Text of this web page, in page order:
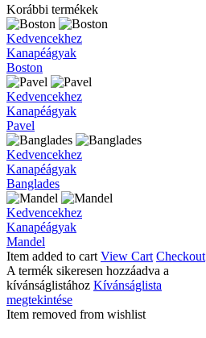
Korábbi termékek
Boston
Kedvencekhez
Kanapéágyak
Boston
Pavel
Kedvencekhez
Kanapéágyak
Pavel
Banglades
Kedvencekhez
Kanapéágyak
Banglades
Mandel
Kedvencekhez
Kanapéágyak
Mandel
Item added to cartView Cart Checkout
A termék sikeresen hozzáadva a
kívánságlistához Kívánságlista
megtekintése
Item removed from wishlist